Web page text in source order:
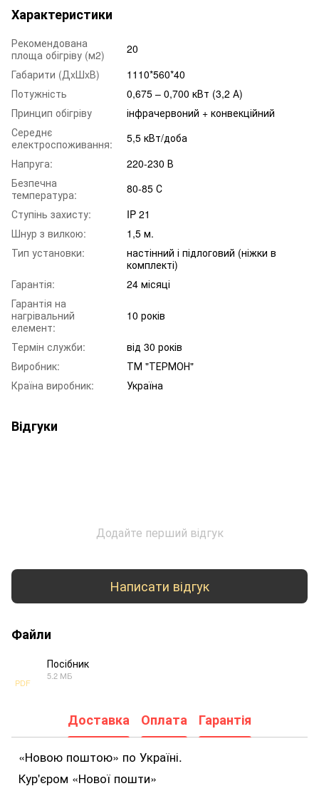
Характеристики
Рекомендована
площа обігріву (м2)
20
Габарити (ДxШxВ)
1110*560*40
Потужність
0,675 – 0,700 кВт (3,2 А)
Принцип обігріву
інфрачервоний + конвекційний
Середнє
електроспоживання:
5,5 кВт/доба
Напруга:
220-230 В
Безпечна
температура:
80-85 С
Ступінь захисту:
IP 21
Шнур з вилкою:
1,5 м.
Тип установки:
настінний і підлоговий (ніжки в
комплекті)
Гарантія:
24 місяці
Гарантія на
нагрівальний
елемент:
10 років
Термін служби:
від 30 років
Виробник:
ТМ "ТЕРМОН"
Країна виробник:
Україна
Відгуки
Додайте перший відгук
Написати відгук
Файли
PDF
Посібник
5.2 МБ
Доставка Оплата Гарантія
«Новою поштою» по Україні.
Кур'єром «Нової пошти»